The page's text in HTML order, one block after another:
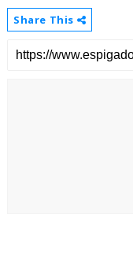
Share This